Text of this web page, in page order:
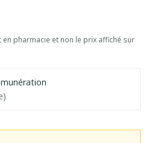
pharmacie et non le prix affiché sur